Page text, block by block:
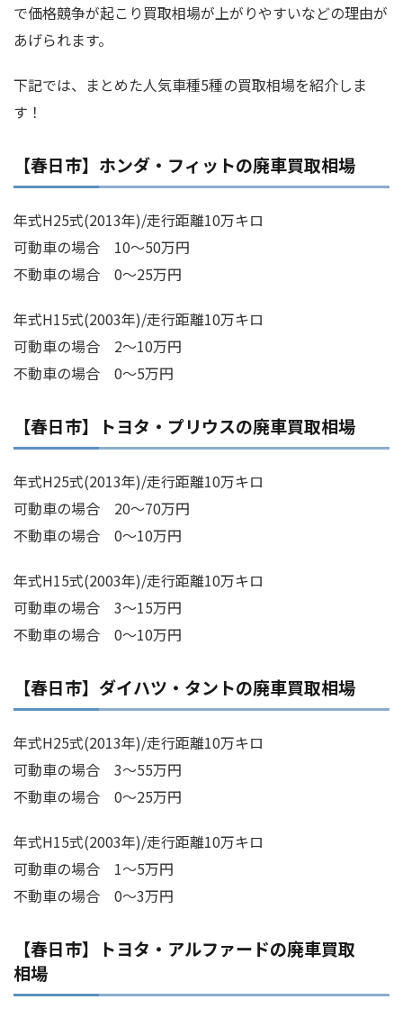
で価格競争が起こり買取相場が上がりやすいなどの理由が
あげられます。
下記では、まとめた人気車種5種の買取相場を紹介しま
す！
【春日市】ホンダ・フィットの廃車買取相場
年式H25式(2013年)/走行距離10万キロ
可動車の場合 10～50万円
不動車の場合 0～25万円
年式H15式(2003年)/走行距離10万キロ
可動車の場合 2～10万円
不動車の場合 0～5万円
【春日市】トヨタ・プリウスの廃車買取相場
年式H25式(2013年)/走行距離10万キロ
可動車の場合 20～70万円
不動車の場合 0～10万円
年式H15式(2003年)/走行距離10万キロ
可動車の場合 3～15万円
不動車の場合 0～10万円
【春日市】ダイハツ・タントの廃車買取相場
年式H25式(2013年)/走行距離10万キロ
可動車の場合 3～55万円
不動車の場合 0～25万円
年式H15式(2003年)/走行距離10万キロ
可動車の場合 1～5万円
不動車の場合 0～3万円
【春日市】トヨタ・アルファードの廃車買取
相場